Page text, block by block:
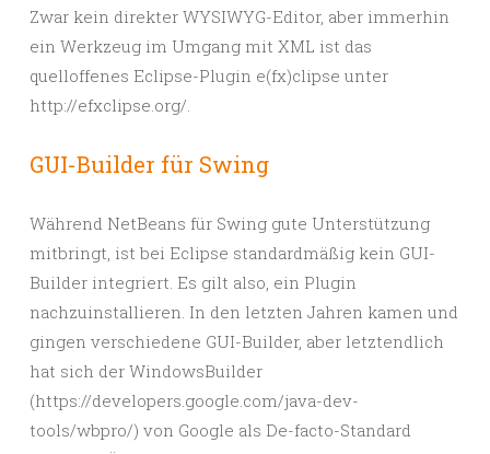
Zwar kein direkter WYSIWYG-Editor, aber immerhin
ein Werkzeug im Umgang mit XML ist das
quelloffenes Eclipse-Plugin e(fx)clipse unter
http://efxclipse.org/.
GUI-Builder für Swing
Während NetBeans für Swing gute Unterstützung
mitbringt, ist bei Eclipse standardmäßig kein GUI-
Builder integriert. Es gilt also, ein Plugin
nachzuinstallieren. In den letzten Jahren kamen und
gingen verschiedene GUI-Builder, aber letztendlich
hat sich der WindowsBuilder
(https://developers.google.com/java-dev-
tools/wbpro/) von Google als De-facto-Standard